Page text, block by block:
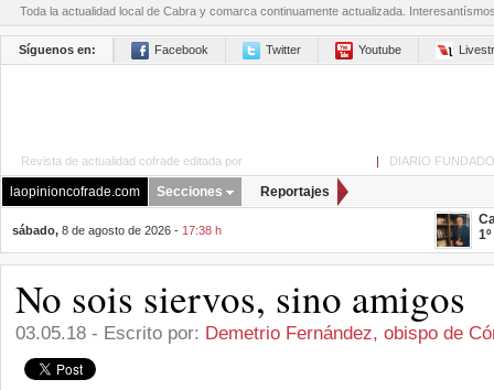
Toda la actualidad local de Cabra y comarca continuamente actualizada.
Síguenos en: Facebook Twitter Youtube
Revista de actualidad cofrade editada por | DIARIO
laopinioncofrade.com Secciones Reportajes
sábado, 8 de agosto de 2026 - 17:38 h
No sois siervos, sino amigos
03.05.18 - Escrito por: Demetrio Fernández, obispo de